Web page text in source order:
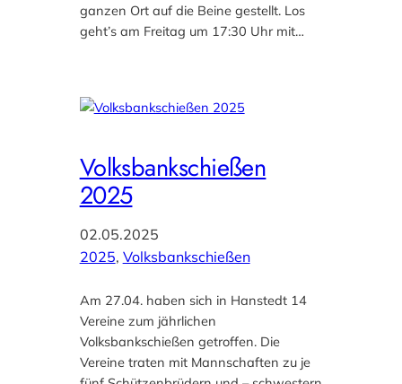
ganzen Ort auf die Beine gestellt. Los
geht’s am Freitag um 17:30 Uhr mit…
Volksbankschießen
2025
02.05.2025
2025, Volksbankschießen
Am 27.04. haben sich in Hanstedt 14
Vereine zum jährlichen
Volksbankschießen getroffen. Die
Vereine traten mit Mannschaften zu je